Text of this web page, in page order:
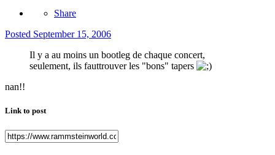
Share
Posted September 15, 2006
Il y a au moins un bootleg de chaque concert,
seulement, ils fauttrouver les "bons" tapers
nan!!
Link to post